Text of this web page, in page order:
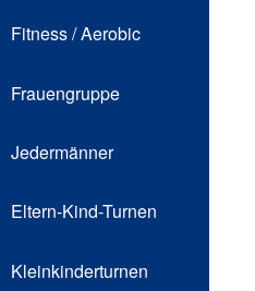
Fitness / Aerobic
Frauengruppe
Jedermänner
Eltern-Kind-Turnen
Kleinkinderturnen